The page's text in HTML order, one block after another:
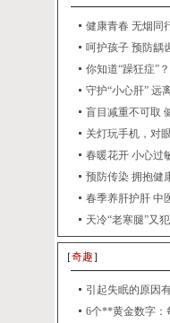
健康青春 无烟同
呵护孩子 预防龋
你知道“躁狂症”
守护“小心肝” 远
盲目减重不可取
关灯玩手机，对
春暖花开 小心过
预防传染 拥抱
春季养肝护肝 中
天冷“老寒腿”又
［奇趣 ］
引起失眠的原因
6个**黄金数字：